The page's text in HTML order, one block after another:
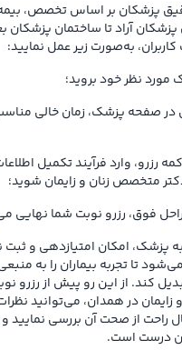
پزشکان بر اساس تخصص،
آراد تا ساختمان پزشکان
به‌صورت زیر عمل نمایید:
نظر خود بروید؛
در صفحه پزشک، زمان خالی
رزرو، وارد فرآیند تکمیل
متخصص زنان و زایمان شوید؛
فوق، رزرو نوبت شما نهایی
پزشک، امکان امتیازدهی و ثبت
تا تجربه بیماران را به
کند. از این رو پیش از رزرو
در همدان، می‌توانید
راحت از صحت آن بررسی
درست است.